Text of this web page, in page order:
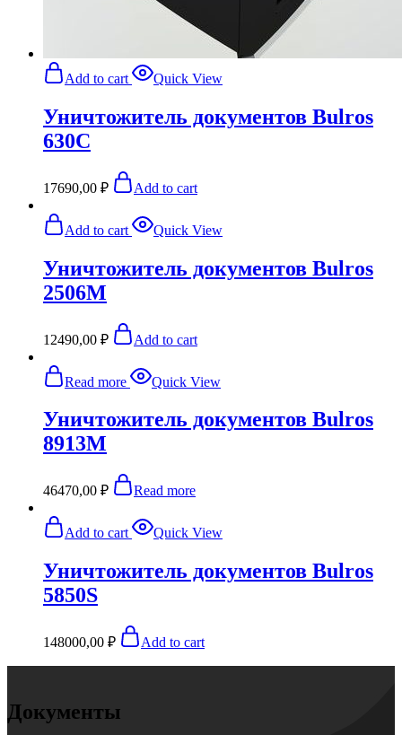
Add to cart Quick View
Уничтожитель документов Bulros
630C
17690,00 ₽ Add to cart
Add to cart Quick View
Уничтожитель документов Bulros
2506M
12490,00 ₽ Add to cart
Read more Quick View
Уничтожитель документов Bulros
8913M
46470,00 ₽ Read more
Add to cart Quick View
Уничтожитель документов Bulros
5850S
148000,00 ₽ Add to cart
Документы